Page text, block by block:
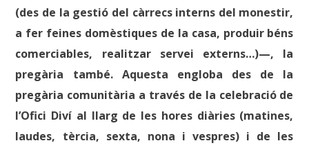
(des de la gestió del càrrecs interns del monestir,
a fer feines domèstiques de la casa, produir béns
comerciables, realitzar servei externs…)—, la
pregària també. Aquesta engloba des de la
pregària comunitària a través de la celebració de
l’Ofici Diví al llarg de les hores diàries (matines,
laudes, tèrcia, sexta, nona i vespres) i de les